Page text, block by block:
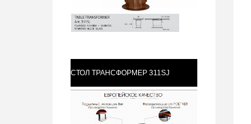
СТОЛ ТРАНСФОРМЕР 311SJ